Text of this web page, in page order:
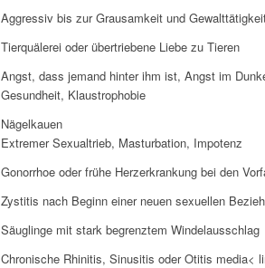
Aggressiv bis zur Grausamkeit und
Tierquälerei oder übertriebene Liebe zu Tieren
Angst, dass jemand hinter ihm ist, Angst im
Gesundheit, Klaustrophobie
Nägelkauen
Extremer Sexualtrieb, Masturbation, Impotenz
Gonorrhoe oder frühe Herzerkrankung bei den
Zystitis nach Beginn einer neuen sexuellen
Säuglinge mit stark begrenztem Windelausschlag
Chronische Rhinitis, Sinusitis oder Otitis media<